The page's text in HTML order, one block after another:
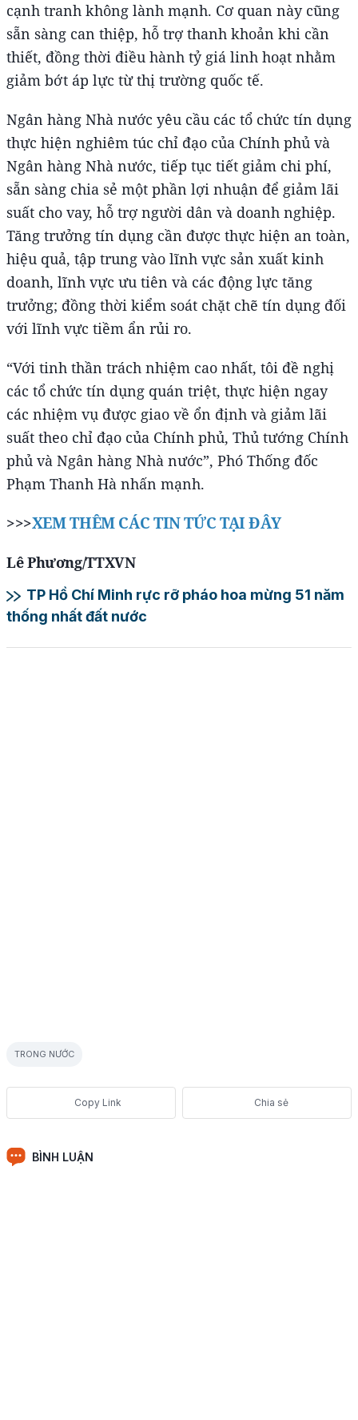
cạnh tranh không lành mạnh. Cơ quan này cũng
sẵn sàng can thiệp, hỗ trợ thanh khoản khi cần
thiết, đồng thời điều hành tỷ giá linh hoạt nhằm
giảm bớt áp lực từ thị trường quốc tế.
Ngân hàng Nhà nước yêu cầu các tổ chức tín dụng
thực hiện nghiêm túc chỉ đạo của Chính phủ và
Ngân hàng Nhà nước, tiếp tục tiết giảm chi phí,
sẵn sàng chia sẻ một phần lợi nhuận để giảm lãi
suất cho vay, hỗ trợ người dân và doanh nghiệp.
Tăng trưởng tín dụng cần được thực hiện an toàn,
hiệu quả, tập trung vào lĩnh vực sản xuất kinh
doanh, lĩnh vực ưu tiên và các động lực tăng
trưởng; đồng thời kiểm soát chặt chẽ tín dụng đối
với lĩnh vực tiềm ẩn rủi ro.
“Với tinh thần trách nhiệm cao nhất, tôi đề nghị
các tổ chức tín dụng quán triệt, thực hiện ngay
các nhiệm vụ được giao về ổn định và giảm lãi
suất theo chỉ đạo của Chính phủ, Thủ tướng Chính
phủ và Ngân hàng Nhà nước”, Phó Thống đốc
Phạm Thanh Hà nhấn mạnh.
>>>XEM THÊM CÁC TIN TỨC TẠI ĐÂY
Lê Phương/TTXVN
TP Hồ Chí Minh rực rỡ pháo hoa mừng 51 năm
thống nhất đất nước
TRONG NƯỚC
Chia sẻ
BÌNH LUẬN